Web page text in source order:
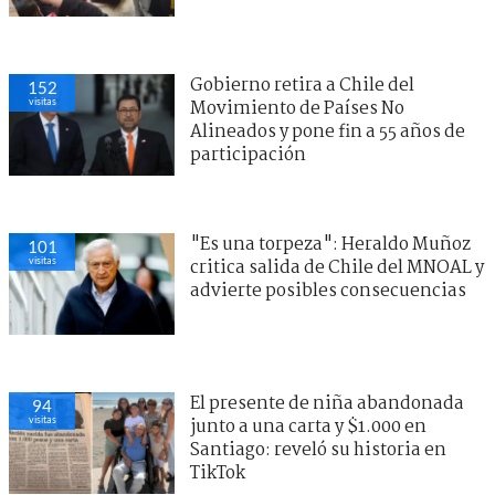
152
visitas
Gobierno retira a Chile del
Movimiento de Países No
Alineados y pone fin a 55 años de
participación
101
visitas
"Es una torpeza": Heraldo Muñoz
critica salida de Chile del MNOAL y
advierte posibles consecuencias
94
visitas
El presente de niña abandonada
junto a una carta y $1.000 en
Santiago: reveló su historia en
TikTok